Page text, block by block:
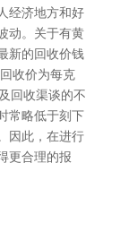
经济地方和好
动。关于有黄
新的回收价钱
收价为每克
回收渠谈的不
常略低于刻下
因此，在进行
更合理的报